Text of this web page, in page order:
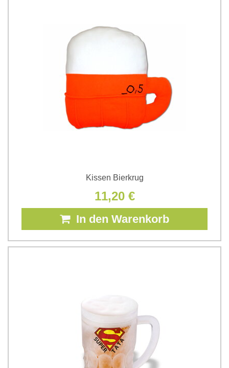
Kissen Bierkrug
11,20 €
In den Warenkorb